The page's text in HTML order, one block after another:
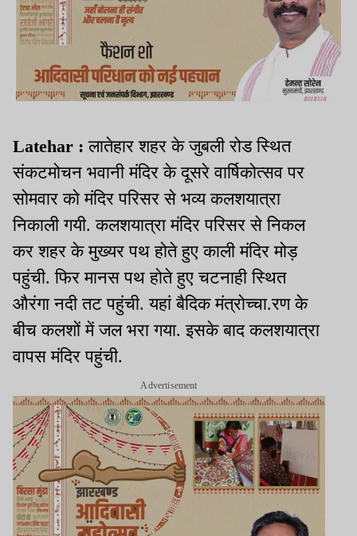
Latehar : लातेहार शहर के जुबली रोड स्थित
संकटमोचन भवानी मंदिर के दूसरे वार्षिकोत्सव पर
सोमवार को मंदिर परिसर से भव्य कलशयात्रा
निकाली गयी. कलशयात्रा मंदिर परिसर से निकल
कर शहर के मुख्यर पथ होते हुए काली मंदिर मोड़
पहुंची. फिर मानस पथ होते हुए चटनाही स्थित
औरंगा नदी तट पहुंची. यहां बैदिक मंत्रोच्चा.रण के
बीच कलशों में जल भरा गया. इसके बाद कलशयात्रा
वापस मंदिर पहुंची.
Advertisement